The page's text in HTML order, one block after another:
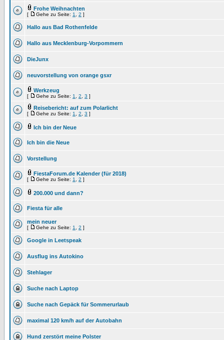
Frohe Weihnachten
[ Gehe zu Seite: 1 2 ]
Hallo aus Bad Rothenfelde
Hallo aus Mecklenburg-Vorpommern
DieJunx
neuvorstellung von orange gsxr
Werkzeug
[ Gehe zu Seite: 1 2 3 ]
Reisebericht: auf zum Polarlicht
[ Gehe zu Seite: 1 2 3 ]
Ich bin der Neue
Ich bin die Neue
Vorstellung
FiestaForum.de Kalender (für 2018)
[ Gehe zu Seite: 1 2 ]
200.000 und dann?
Fiesta für alle
mein neuer
[ Gehe zu Seite: 1 2 ]
Google in Leetspeak
Ausflug ins Autokino
Stehlager
Suche nach Laptop
Suche nach Gepäck für Sommerurlaub
maximal 120 km/h auf der Autobahn
Hund zerstört meine Polster